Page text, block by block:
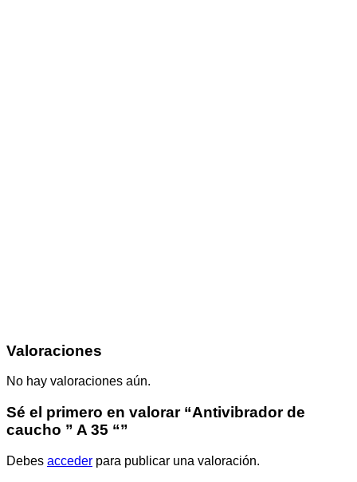
Valoraciones
No hay valoraciones aún.
Sé el primero en valorar “Antivibrador de
caucho ” A 35 “”
Debes acceder para publicar una valoración.